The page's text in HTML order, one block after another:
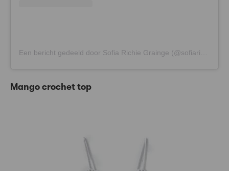
Een bericht gedeeld door Sofia Richie Grainge (@sofiarichiegrainge)
Mango crochet top